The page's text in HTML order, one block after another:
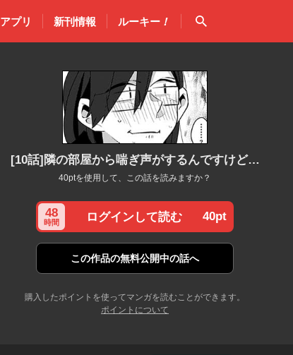
アプリ 新刊情報 ルーキー！ 検索
[10話]隣の部屋から喘ぎ声がするんですけど…
40ptを使用して、この話を読みますか？
48
時間 ログインして読む 40pt
この作品の無料公開中の話へ
購入したポイントを使ってマンガを読むことができます。
ポイントについて